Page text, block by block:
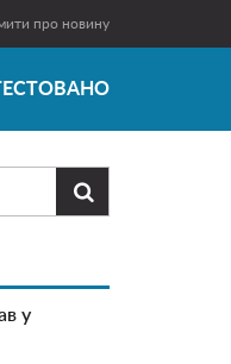
про новину

у